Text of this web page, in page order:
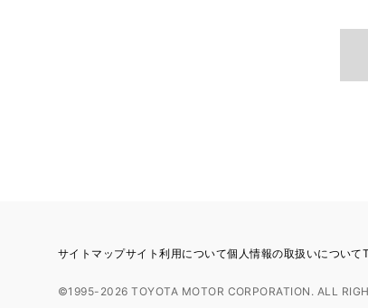
サイトマップサイト利用について個人情報の取扱いについて
©1995-2026 TOYOTA MOTOR CORPORATION. ALL